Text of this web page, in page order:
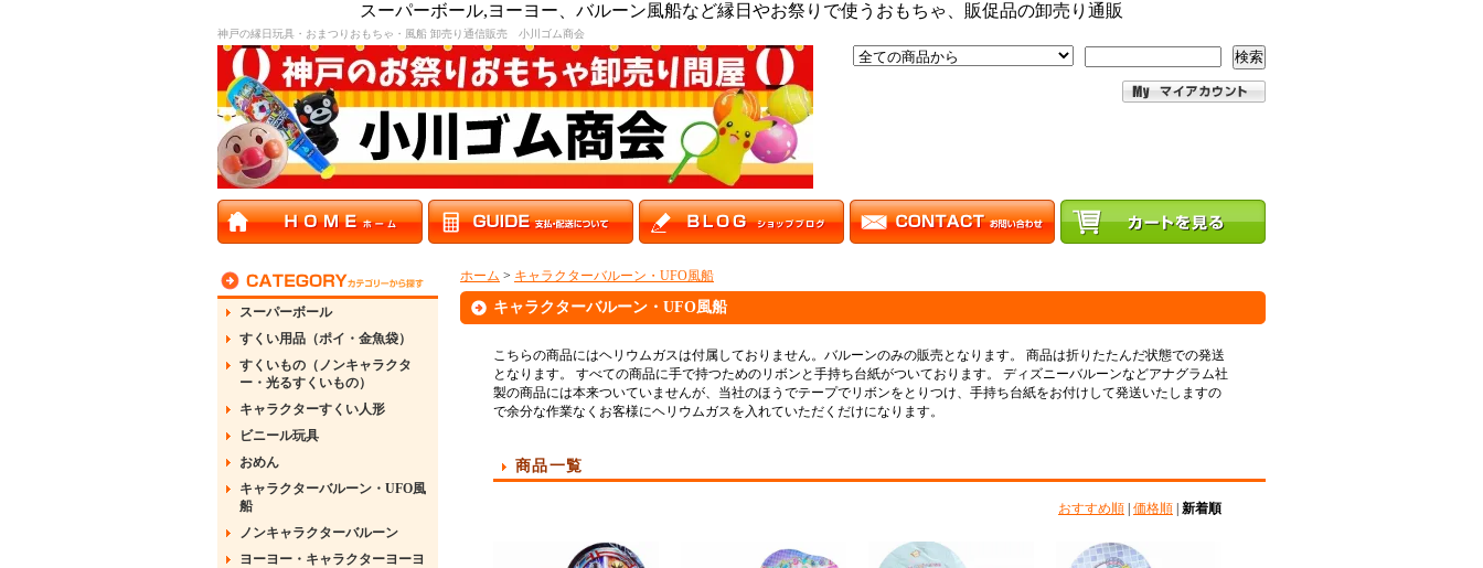
スーパーボール,ヨーヨー、バルーン風船など縁日やお祭りで使うおもちゃ、販促品の卸売り通販
神戸の縁日玩具・おまつりおもちゃ・風船 卸売り通信販売 小川ゴム商会
検索
スーパーボール
すくい用品（ポイ・金魚袋）
すくいもの（ノンキャラクタ
ー・光るすくいもの）
キャラクターすくい人形
ビニール玩具
おめん
キャラクターバルーン・UFO風
船
ノンキャラクターバルーン
ヨーヨー・キャラクターヨーヨ
ホーム > キャラクターバルーン・UFO風船
キャラクターバルーン・UFO風船
こちらの商品にはヘリウムガスは付属しておりません。バルーンのみの販売となります。 商品は折りたたんだ状態での発送
となります。 すべての商品に手で持つためのリボンと手持ち台紙がついております。 ディズニーバルーンなどアナグラム社
製の商品には本来ついていませんが、当社のほうでテープでリボンをとりつけ、手持ち台紙をお付けして発送いたしますの
で余分な作業なくお客様にヘリウムガスを入れていただくだけになります。
商品一覧
おすすめ順 価格順 新着順